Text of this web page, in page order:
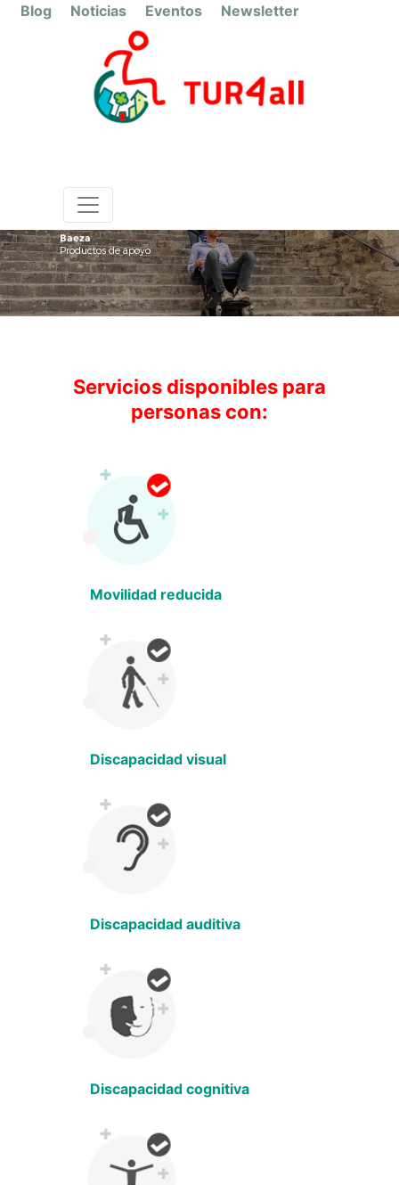
Blog Noticias Eventos Newsletter
Baeza
Productos de apoyo
Servicios disponibles para
personas con:
Movilidad reducida
Discapacidad visual
Discapacidad auditiva
Discapacidad cognitiva